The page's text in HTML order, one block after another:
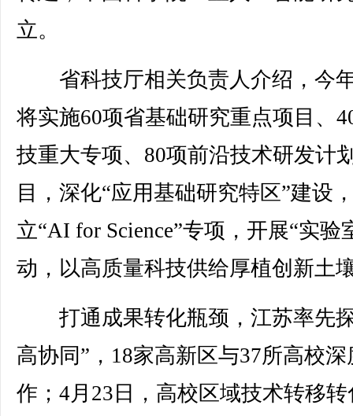
立。
省科技厅相关负责人介绍，今
将实施60项省基础研究重点项目、
技重大专项、80项前沿技术研发计
目，深化“应用基础研究特区”建设
立“AI for Science”专项，开展“实验
动，以高质量科技供给厚植创新土
打通成果转化瓶颈，江苏率先
高协同”，18家高新区与37所高校深
作；4月23日，高校区域技术转移转